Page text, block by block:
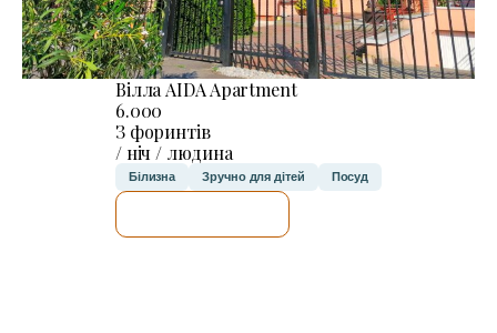
Вілла AIDA Apartment
6.000
З форинтів
/ ніч / людина
Білизна Зручно для дітей Посуд